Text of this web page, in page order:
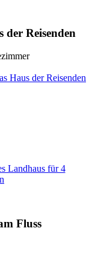
Reisenden
Haus der Reisenden
Landhaus für 4
Fluss